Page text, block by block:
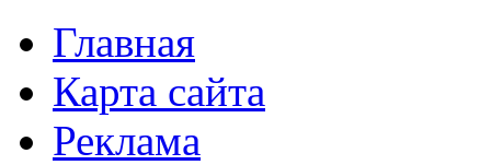
Главная
Карта сайта
Реклама